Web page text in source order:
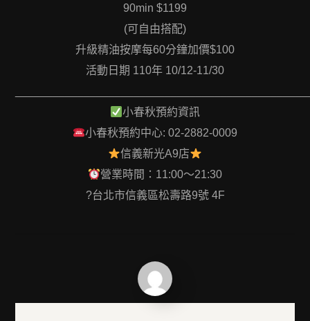
90min $1199
(可自由搭配)
升級精油按摩每60分鐘加價$100
活動日期 110年 10/12-11/30
小春秋預約資訊
小春秋預約中心: 02-2882-0009
信義新光A9店
營業時間：11:00～21:30
?台北市信義區松壽路9號 4F